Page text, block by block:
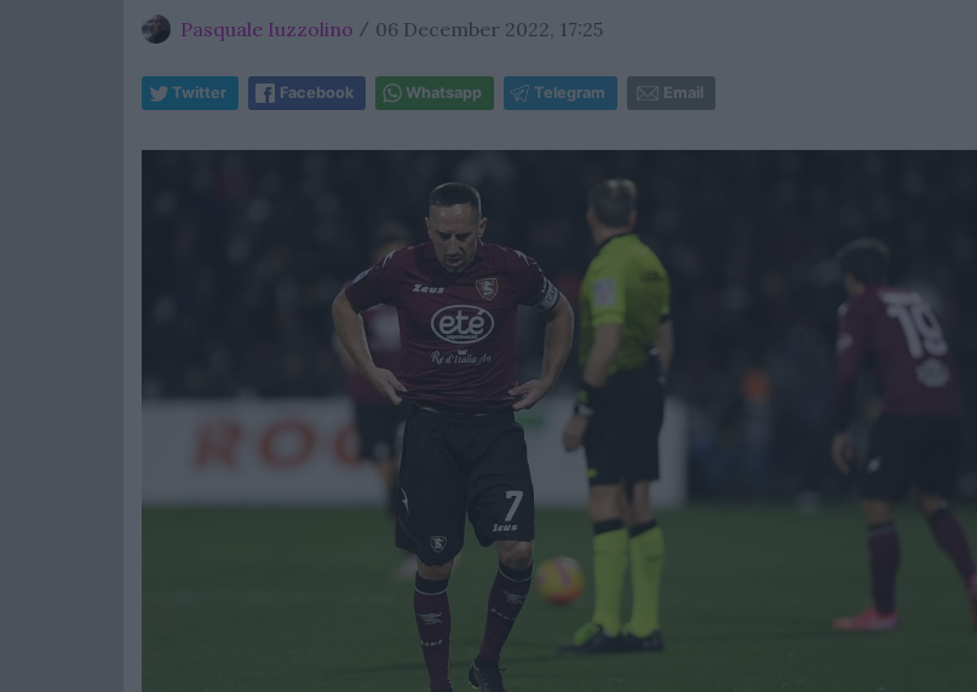
Pasquale Iuzzolino / 06 December 2022, 17:25
Twitter Facebook Whatsapp Telegram Email